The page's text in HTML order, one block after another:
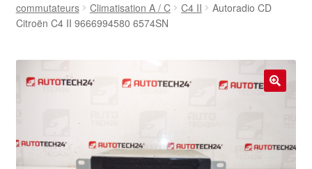
Contact
Livraison internationale
commutateurs
Climatisation A / C C4 II
Autoradio CD
Citroën C4 II 9666994580 6574SN